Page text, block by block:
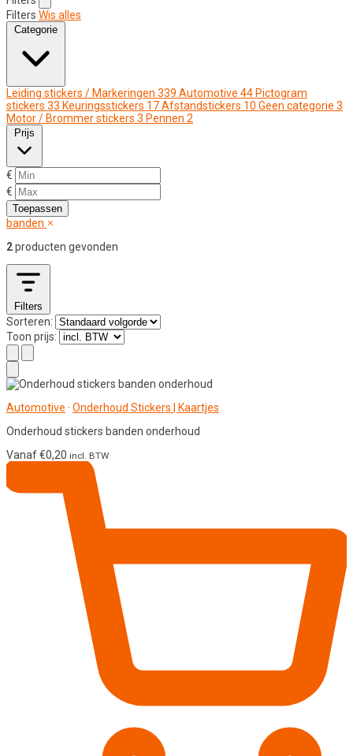
Filters Wis alles
Categorie
Leiding stickers / Markeringen 339 Automotive 44 Pictogram
stickers 33 Keuringsstickers 17Afstandstickers 10 Geen categorie 3
Motor / Brommer stickers 3 Pennen 2
Prijs
€
€
Toepassen
banden
2producten gevonden
Filters
Sorteren:
Toon prijs:
Automotive · Onderhoud Stickers | Kaartjes
Onderhoud stickers banden onderhoud
Vanaf€0,20 incl. BTW